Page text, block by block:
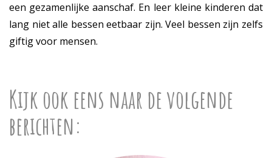
een gezamenlijke aanschaf. En leer kleine kinderen dat
lang niet alle bessen eetbaar zijn. Veel bessen zijn zelfs
giftig voor mensen.
Kijk ook eens naar de volgende
berichten: